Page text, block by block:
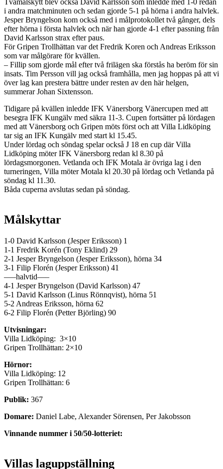
i andra matchminuten och sedan gjorde 5-1 på hörna i andra halvlek.
Jesper Bryngelson kom också med i målprotokollet två gånger, dels
efter hörna i första halvlek och när han gjorde 4-1 efter passning från
David Karlsson strax efter paus.
För Gripen Trollhättan var det Fredrik Koren och Andreas Eriksson
som var målgörare för kvällen.
– Fillip som gjorde mål efter två frilägen ska förstås ha beröm för sin
insats. Tim Persson vill jag också framhålla, men jag hoppas på att vi
över lag kan prestera bättre under resten av den här helgen,
summerar Johan Sixtensson.
Tidigare på kvällen inledde IFK Vänersborg Vänercupen med att
besegra IFK Kungälv med säkra 11-3. Cupen fortsätter på lördagen
med att Vänersborg och Gripen möts först och att Villa Lidköping
tar sig an IFK Kungälv med start kl 15.45.
Under lördag och söndag spelar också J 18 en cup där Villa
Lidköping möter IFK Vänersborg redan kl 8.30 på
lördagsmorgonen. Vetlanda och IFK Motala är övriga lag i den
turneringen, Villa möter Motala kl 20.30 på lördag och Vetlanda på
söndag kl 11.30.
Båda cuperna avslutas sedan på söndag.
Målskyttar
1-0 David Karlsson (Jesper Eriksson) 1
1-1 Fredrik Korén (Tony Eklind) 29
2-1 Jesper Bryngelson (Jesper Eriksson), hörna 34
3-1 Filip Florén (Jesper Eriksson) 41
—–halvtid—–
4-1 Jesper Bryngelson (David Karlsson) 47
5-1 David Karlsson (Linus Rönnqvist), hörna 51
5-2 Andreas Eriksson, hörna 62
6-2 Filip Florén (Petter Björling) 90
Utvisningar:
Villa Lidköping: 3×10
Gripen Trollhättan: 2×10
Hörnor:
Villa Lidköping: 12
Gripen Trollhättan: 6
Publik: 367
Domare: Daniel Labe, Alexander Sörensen, Per Jakobsson
Vinnande nummer i 50/50-lotteriet:
Villas laguppställning